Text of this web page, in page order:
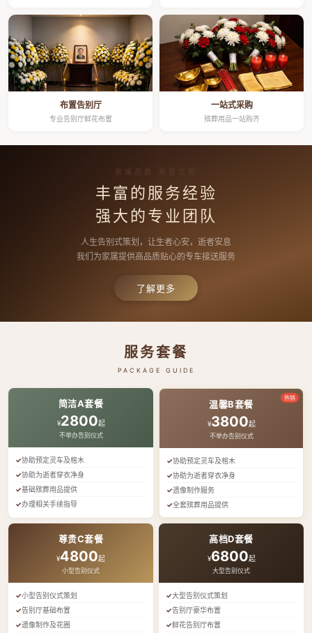
布置告别厅
专业告别厅鲜花布置
一站式采购
殡葬用品一站购齐
高端品质 按需定制
丰富的服务经验
强大的专业团队
人生告别式策划，让生者心安，逝者安息
我们为家属提供高品质贴心的专车接送服务
了解更多
服务套餐
PACKAGE GUIDE
简洁A套餐
¥2800起
不举办告别仪式
协助预定灵车及棺木
协助为逝者穿衣净身
基础殡葬用品提供
办理相关手续指导
热销
温馨B套餐
¥3800起
不举办告别仪式
协助预定灵车及棺木
协助为逝者穿衣净身
遗像制作服务
全套殡葬用品提供
尊贵C套餐
¥4800起
小型告别仪式
小型告别仪式策划
告别厅基础布置
遗像制作及花圈
高档D套餐
¥6800起
大型告别仪式
大型告别仪式策划
告别厅豪华布置
鲜花告别厅布置